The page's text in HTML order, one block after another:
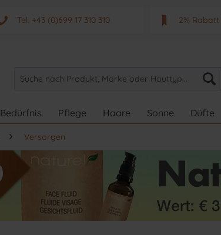
Tel. +43 (0)699 17 310 310 2%
Bedürfnis Pflege Haare Sonne Düfte
Versorgen